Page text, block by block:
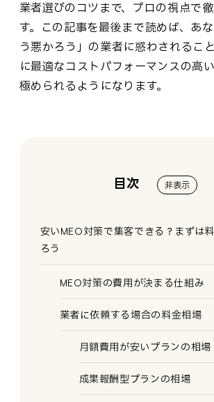
業者選びのコツまで、プロの視点で
す。この記事を最後まで読めば、あ
う悪かろう」の業者に惑わされるこ
に最適なコストパフォーマンスの高
極められるようになります。
目次 非表示
安いMEO対策で集客できる？まずは
ろう
MEO対策の費用が決まる仕組み
業者に依頼する場合の料金相場
月額費用が安いプランの相場
成果報酬型プランの相場